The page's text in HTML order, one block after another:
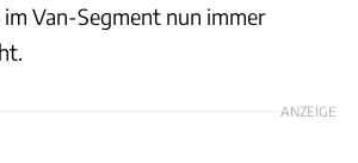
Van-Segment nun immer
ANZEIGE